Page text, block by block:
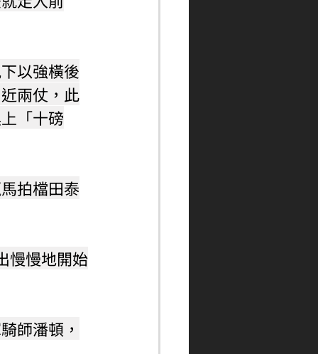
以強橫後
兩仗，此
「十磅
拍檔田泰
慢慢地開始
師潘頓，